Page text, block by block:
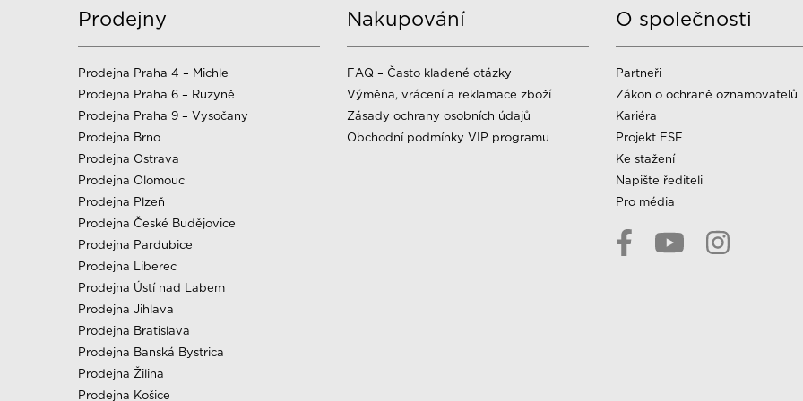
Prodejny
Prodejna Praha 4 – Michle
Prodejna Praha 6 – Ruzyně
Prodejna Praha 9 – Vysočany
Prodejna Brno
Prodejna Ostrava
Prodejna Olomouc
Prodejna Plzeň
Prodejna České Budějovice
Prodejna Pardubice
Prodejna Liberec
Prodejna Ústí nad Labem
Prodejna Jihlava
Prodejna Bratislava
Prodejna Banská Bystrica
Prodejna Žilina
Prodejna Košice
Nakupování
FAQ – Často kladené otázky
Výměna, vrácení a reklamace zboží
Zásady ochrany osobních údajů
Obchodní podmínky VIP programu
O společnosti
Partneři
Zákon o ochraně oznamovatelů
Kariéra
Projekt ESF
Ke stažení
Napište řediteli
Pro média